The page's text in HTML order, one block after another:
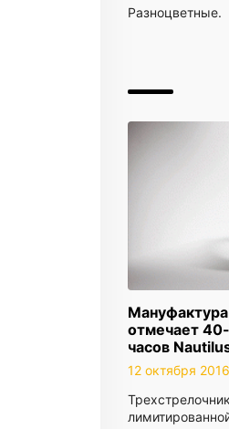
Разноцветные.
отмечает
часов
12 октября 2016